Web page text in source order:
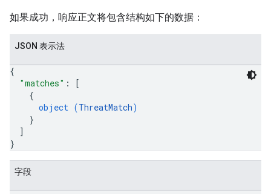
如果成功，响应正文将包含结构如下的数据：
JSON 表示法
{
"matches" :
[
{
object (ThreatMatch)
}
]
}
字段